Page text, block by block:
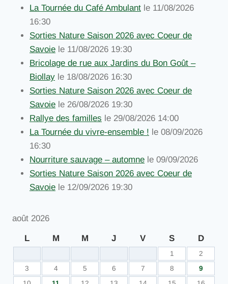
La Tournée du Café Ambulant le 11/08/2026
16:30
Sorties Nature Saison 2026 avec Coeur de
Savoie le 11/08/2026 19:30
Bricolage de rue aux Jardins du Bon Goût –
Biollay le 18/08/2026 16:30
Sorties Nature Saison 2026 avec Coeur de
Savoie le 26/08/2026 19:30
Rallye des familles le 29/08/2026 14:00
La Tournée du vivre-ensemble ! le 08/09/2026
16:30
Nourriture sauvage – automne le 09/09/2026
Sorties Nature Saison 2026 avec Coeur de
Savoie le 12/09/2026 19:30
août 2026
L M M J V S D
1
2
3
4 5 6 7 8
9